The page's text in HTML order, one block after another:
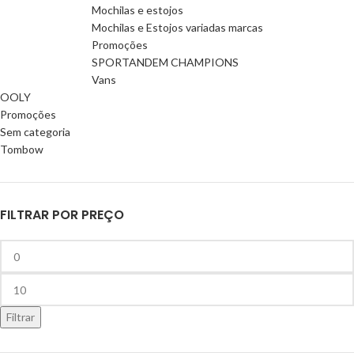
Mochilas e estojos
Mochilas e Estojos variadas marcas
Promoções
SPORTANDEM CHAMPIONS
Vans
OOLY
Promoções
Sem categoria
Tombow
FILTRAR POR PREÇO
Filtrar